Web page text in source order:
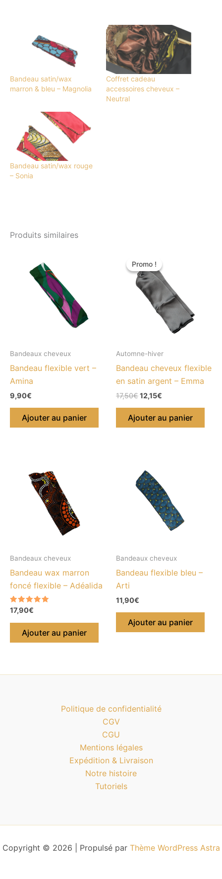
Bandeau satin/wax
marron & bleu – Magnolia
Coffret cadeau
accessoires cheveux –
Neutral
Bandeau satin/wax rouge
– Sonia
Produits similaires
Bandeaux cheveux
Bandeau flexible vert –
Amina
9,90€
Ajouter au panier
Promo !
Promo !
Automne-hiver
Bandeau cheveux flexible
en satin argent – Emma
17,50€
initial
était :
17,50€.
12,15€
actuel
est :
12,15€.
Ajouter au panier
Bandeaux cheveux
Bandeau wax marron
foncé flexible – Adéalida
Note
5.00
sur 5
17,90€
Ajouter au panier
Bandeaux cheveux
Bandeau flexible bleu –
Arti
11,90€
Ajouter au panier
Politique de confidentialité
CGV
CGU
Mentions légales
Expédition & Livraison
Notre histoire
Tutoriels
Copyright © 2026 | Propulsé par Thème WordPress Astra